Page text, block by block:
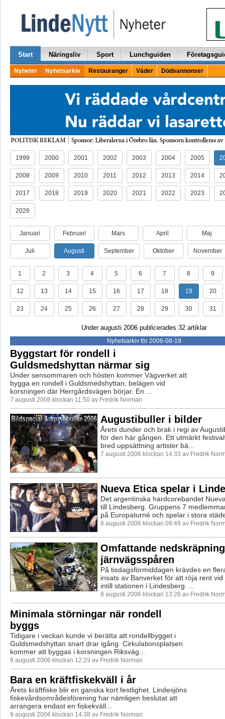
Start Näringsliv Sport Lunchguiden
Nyheter Nyhetsarkiv Restauranger Väder Dödsannonser
1999 2000 2001 2002 2003 2004 2005
2008 2009 2010 2011 2012 2013 2014
2017 2018 2019 2020 2021 2022 2023
2026
Januari Februari Mars April Maj
Juli Augusti September Oktober November
1 2 3 4 5 6 7 8 9
12 13 14 15 16 17 18 19 20
23 24 25 26 27 28 29 30 31
Under augusti 2006 publicerades 32 artiklar
Nyhetsarkiv för 2006-08-19
Byggstart för rondell i
Guldsmedshyttan närmar sig
Under sensommaren och hösten kommer Vägverket att
bygga en rondell i Guldsmedshyttan, belägen vid
korsningen där Herrgårdsvägen börjar. En ...
7 augusti 2006 klockan 11:50 av Fredrik Norman
Augustibuller i bilder
Årets dunder och brak i regi av
för den här gången. Ett utmärkt
bred uppsättning artister bä...
7 augusti 2006 klockan 14:33 av Fredrik
Nueva Etica spelar i Linde
Det argentinska hardcorebandet
till Lindesberg. Gruppens 7
på Europaturné och spelar i stora
8 augusti 2006 klockan 09:49 av Fredrik
Omfattande
järnvägsspåren
På tisdagsförmiddagen krävdes en
insats av Banverket för att röja rent
intill stationen i Lindesberg. ...
8 augusti 2006 klockan 13:26 av Fredrik
Minimala störningar när rondell
byggs
Tidigare i veckan kunde vi berätta att rondellbygget i
Guldsmedshyttan snart drar igång. Cirkulationsplatsen
kommer att byggas i korsningen Riksväg...
9 augusti 2006 klockan 12:29 av Fredrik Norman
Bara en kräftfiskekväll i år
Årets kräftfiske blir en ganska kort festlighet. Lindesjöns
fiskevårdsområdesförening har nämligen beslutat att
arrangera endast en fiskekväll...
9 augusti 2006 klockan 14:38 av Fredrik Norman